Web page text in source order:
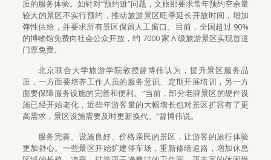
质的服务体验。如针对“预约难”问题，文旅部要求常年预约空余量
较大的景区不实行预约，推动旅游景区旺季延长开放时间，增加
弹性供给，并要求所有景区保留人工窗口。目前，全国超过 90%
的博物馆免费向社会公众开放，约 7000 家 A 级旅游景区实现首道
门票免费。
北京联合大学旅游学院教授曾博伟认为，提升景区服务品
质，一方面要培养工作人员的服务意识、定期开展培训，另一方
面要保障服务设施的完善和便利。“当前，部分老牌景区的硬件设
施已经开始老化，近些年游客量的大幅增长也对景区扩容有了更
高需求，景区设施需要及时更新换代。”曾博伟说。
服务完善、设施良好、价格亲民的景区，让游客的旅行体验
更加舒心。一些景区开始扩建停车场，重新修缮道路，增加休息